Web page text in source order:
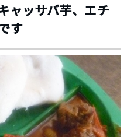
ャッサバ芋、エチ
す